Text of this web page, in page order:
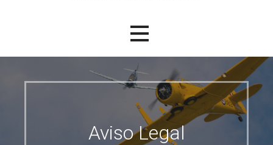
Aviso Legal